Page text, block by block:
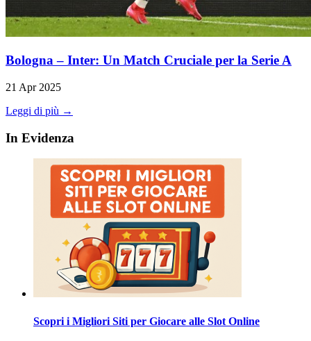
Bologna – Inter: Un Match Cruciale per la Serie A
21 Apr 2025
Leggi di più →
In Evidenza
Scopri i Migliori Siti per Giocare alle Slot Online